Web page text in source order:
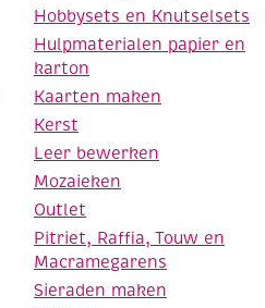
Hobbysets en Knutselsets
Hulpmaterialen papier en
karton
Kaarten maken
Kerst
Leer bewerken
Mozaieken
Outlet
Pitriet, Raffia, Touw en
Macramegarens
Sieraden maken